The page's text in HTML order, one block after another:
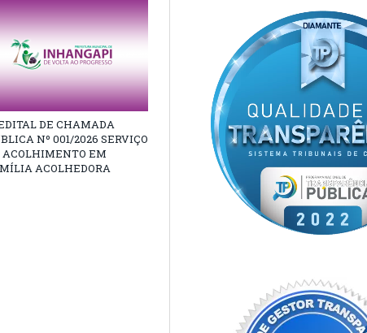
DE CHAMADA
Nº 001/2026 SERVIÇO
ACOLHIMENTO EM
ACOLHEDORA